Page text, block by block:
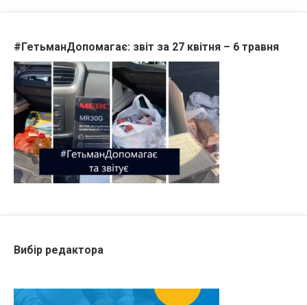
#ГетьманДопомагає: звіт за 27 квітня – 6 травня
Вибір редактора